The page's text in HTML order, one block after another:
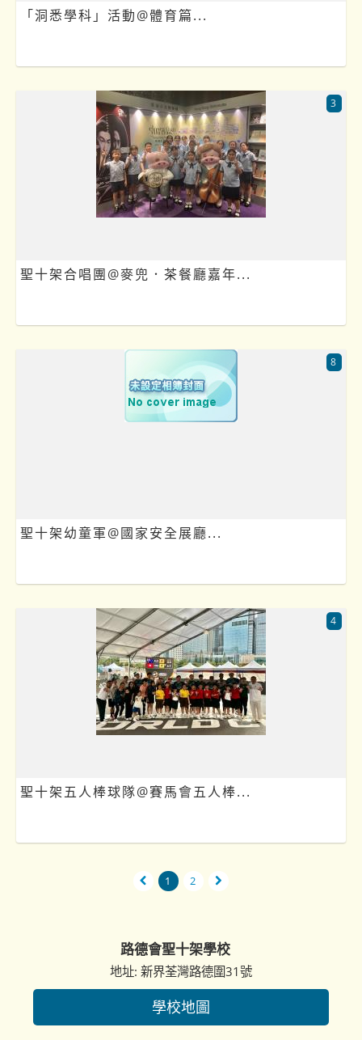
「洞悉學科」活動@體育篇...
聖十架合唱團@麥兜．茶餐廳嘉年...
3
聖十架幼童軍@國家安全展廳...
8
聖十架五人棒球隊@賽馬會五人棒...
4
1 2
路德會聖十架學校
地址: 新界荃灣路德圍31號
學校地圖